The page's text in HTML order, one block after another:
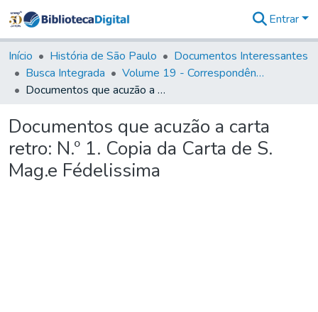
&
Coleções
Tudo na
Biblioteca
Estatísticas
Entrar
Início História de São Paulo
Documentos Interessantes
Busca Integrada
Volume 19 - Correspondência do Capital General D. Luiz Antonio de Souza (1767- 70)
Documentos que acuzão a carta retro: N.º 1. Copia da Carta de S. Mag.e Fédelissima
Documentos que acuzão a carta
retro: N.º 1. Copia da Carta de S.
Mag.e Fédelissima